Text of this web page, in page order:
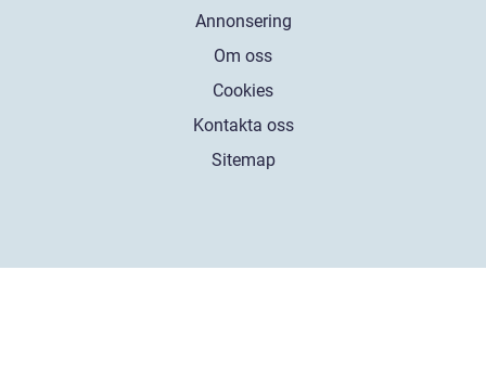
Annonsering
Om oss
Cookies
Kontakta oss
Sitemap